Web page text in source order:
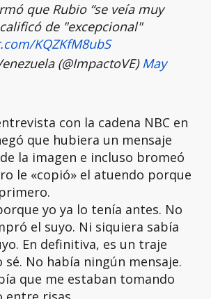
que Rubio “se veía muy
de "excepcional"
KQZKfM8ubS
(@ImpactoVE)May
con la cadena NBC en
que hubiera un mensaje
la imagen e incluso bromeó
le «copió» el atuendo porque
yo ya lo tenía antes. No
el suyo. Ni siquiera sabía
En definitiva, es un traje
sé. No había ningún mensaje.
que me estaban tomando